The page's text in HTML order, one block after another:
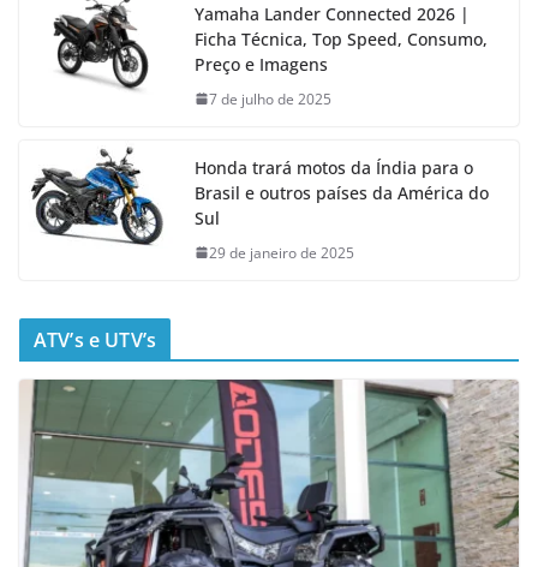
Yamaha Lander Connected 2026 |
Ficha Técnica, Top Speed, Consumo,
Preço e Imagens
7 de julho de 2025
Honda trará motos da Índia para o
Brasil e outros países da América do
Sul
29 de janeiro de 2025
ATV’s e UTV’s